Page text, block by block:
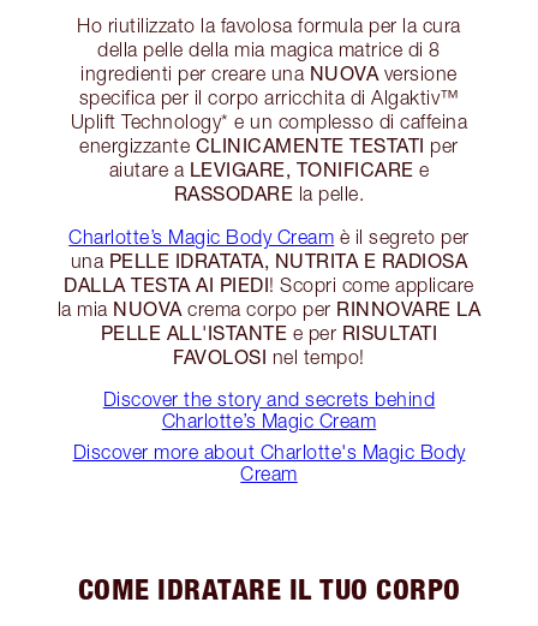
Ho riutilizzato la favolosa formula per la cura
della pelle della mia magica matrice di 8
ingredienti per creare una NUOVA versione
specifica per il corpo arricchita di Algaktiv™
Uplift Technology* e un complesso di caffeina
energizzante CLINICAMENTE TESTATI per
aiutare a LEVIGARE, TONIFICARE e
RASSODARE la pelle.
Charlotte’s Magic Body Cream è il segreto per
una PELLE IDRATATA, NUTRITA E RADIOSA
DALLA TESTA AI PIEDI! Scopri come applicare
la mia NUOVA crema corpo per RINNOVARE LA
PELLE ALL'ISTANTE e per RISULTATI
FAVOLOSI nel tempo!
Discover the story and secrets behind
Charlotte’s Magic Cream
Discover more about Charlotte's Magic Body
Cream
COME IDRATARE IL TUO CORPO